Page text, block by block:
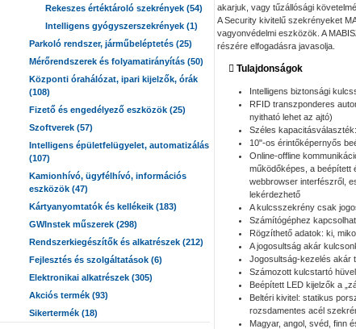
Rekeszes értéktároló szekrények (54)
Intelligens gyógyszerszekrények (1)
Parkoló rendszer, járműbeléptetés (25)
Mérőrendszerek és folyamatirányítás (50)
Központi órahálózat, ipari kijelzők, órák
(108)
Fizető és engedélyező eszközök (25)
Szoftverek (57)
Intelligens épületfelügyelet, automatizálás
(107)
Kamionhívó, ügyfélhívó, információs
eszközök (47)
Kártyanyomtatók és kellékeik (183)
GWInstek műszerek (298)
Rendszerkiegészítők és alkatrészek (212)
Fejlesztés és szolgáltatások (6)
Elektronikai alkatrészek (305)
Akciós termék (93)
Sikertermék (18)
akarjuk, vagy tűzállósági
A Security kivitelű szekrényeket
vagyonvédelmi eszközök. A
részére elfogadásra javasolja.
Tulajdonságok
Intelligens biztonsági
RFID transzponderes
nyitható lehet az ajtó)
Széles
10"-os érintőképernyős
Online-offline
működőképes, a beépített
webbrowser interfészről,
lekérdezhető
A kulcsszekrény csak
Számítógéphez
Rögzíthető adatok: ki,
A jogosultság akár
Jogosultság-kezelés akár
Számozott kulcstartó
Beépített LED kijelzők a
Beltéri kivitel: statikus
rozsdamentes acél
Magyar, angol, svéd, finn